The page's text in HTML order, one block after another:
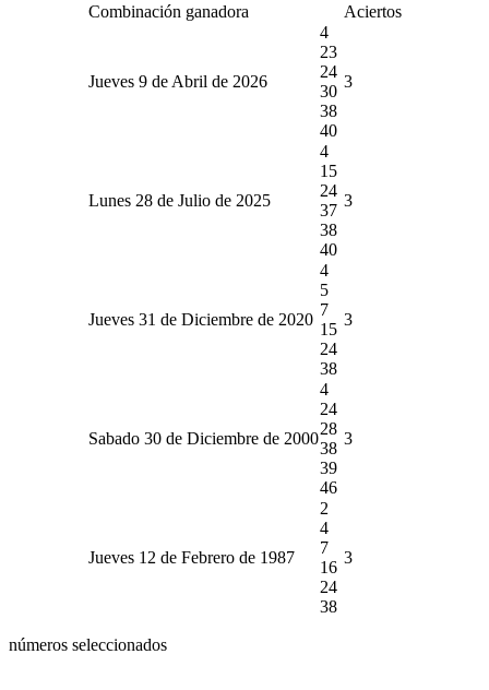
Combinación ganadora Aciertos
Jueves 9 de Abril de 2026
4
23
24
30
38
40
3
Lunes 28 de Julio de 2025
4
15
24
37
38
40
3
Jueves 31 de Diciembre de 2020
4
5
7
15
24
38
3
Sabado 30 de Diciembre de 2000
4
24
28
38
39
46
3
Jueves 12 de Febrero de 1987
2
4
7
16
24
38
3
números seleccionados